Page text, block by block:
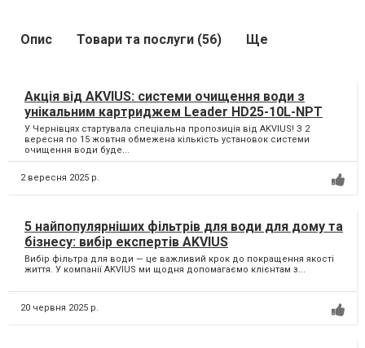
Опис Товари та послуги (56) Ще
Акція від AKVIUS: системи очищення води з
унікальним картриджем Leader HD25-10L-NPT
У Чернівцях стартувала спеціальна пропозиція від AKVIUS! З 2
вересня по 15 жовтня обмежена кількість установок системи
очищення води буде...
2 вересня 2025 р.
5 найпопулярніших фільтрів для води для дому та
бізнесу: вибір експертів AKVIUS
Вибір фільтра для води — це важливий крок до покращення якості
життя. У компанії AKVIUS ми щодня допомагаємо клієнтам з...
20 червня 2025 р.